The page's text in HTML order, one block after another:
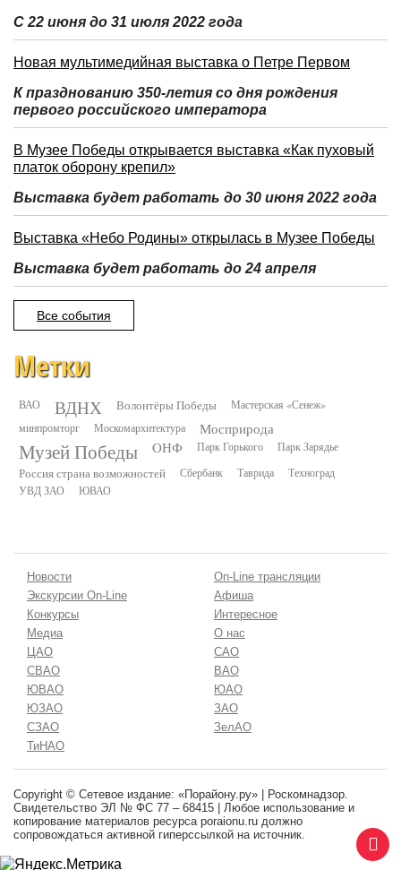
С 22 июня до 31 июля 2022 года
Новая мультимедийная выставка о Петре Первом
К празднованию 350-летия со дня рождения
первого российского императора
В Музее Победы открывается выставка «Как пуховый
платок оборону крепил»
Выставка будет работать до 30 июня 2022 года
Выставка «Небо Родины» открылась в Музее Победы
Выставка будет работать до 24 апреля
Все события
Метки
ВАО ВДНХ Волонтёры Победы
Мастерская «Сенеж»
минпромторг
Москомархитектура Мосприрода
Музей Победы ОНФ Парк Горького Парк Зарядье
Россия страна возможностей Сбербанк Таврида
Техноград
УВД ЗАО
ЮВАО
Новости
On-Line трансляции
Экскурсии On-Line
Афиша
Конкурсы
Интересное
Медиа
О нас
ЦАО
САО
СВАО
ВАО
ЮВАО
ЮАО
ЮЗАО
ЗАО
СЗАО
ЗелАО
ТиНАО
Copyright © Сетевое издание: «Порайону.ру» | Роскомнадзор.
Свидетельство ЭЛ № ФС 77 – 68415 | Любое использование и
копирование материалов ресурса poraionu.ru должно
сопровождаться активной гиперссылкой на источник.